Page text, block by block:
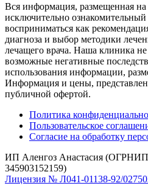
Вся информация, размещенная на
исключительно
восприниматься как
диагноза и выбор методики
лечащего врача. Наша клиника не
возможные негативные
использования информации,
Информация и цены,
публичной офертой.
Политика
Пользовательское
Согласие на обработку
ИП Аленгоз Анастасия
345903152159)
Лицензия № Л041-01138-92/